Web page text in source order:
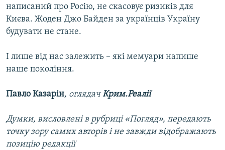
написаний про Росію, не скасовує ризиків для
Києва. Жоден Джо Байден за українців Україну
будувати не стане.
І лише від нас залежить – які мемуари напише
наше покоління.
Павло Казарін, оглядачКрим.Реалії
Думки, висловлені в рубриці «Погляд», передають
точку зору самих авторів і не завжди відображають
позицію редакції